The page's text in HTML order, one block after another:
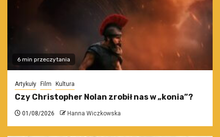
6 min przeczytania
Artykuły Film Kultura
Czy Christopher Nolan zrobił nas w „konia”?
01/08/2026 Hanna Wiczkowska